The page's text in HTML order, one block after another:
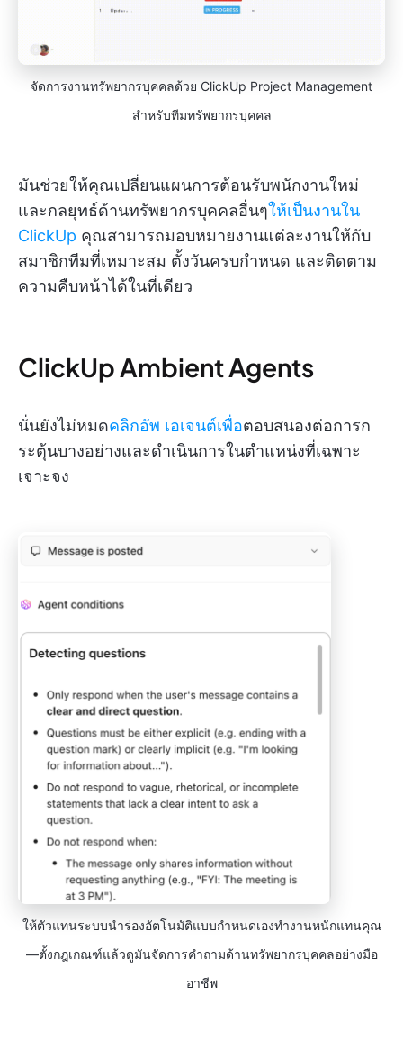
จัดการงานทรัพยากรบุคคลด้วย ClickUp Project Management
สำหรับทีมทรัพยากรบุคคล
มันช่วยให้คุณเปลี่ยนแผนการต้อนรับพนักงานใหม่
และกลยุทธ์ด้านทรัพยากรบุคคลอื่นๆให้เป็นงานใน
ClickUp คุณสามารถมอบหมายงานแต่ละงานให้กับ
สมาชิกทีมที่เหมาะสม ตั้งวันครบกำหนด และติดตาม
ความคืบหน้าได้ในที่เดียว
ClickUp Ambient Agents
นั่นยังไม่หมดคลิกอัพ เอเจนต์เพื่อตอบสนองต่อการก
ระตุ้นบางอย่างและดำเนินการในตำแหน่งที่เฉพาะ
เจาะจง
ให้ตัวแทนระบบนำร่องอัตโนมัติแบบกำหนดเองทำงานหนักแทนคุณ
—ตั้งกฎเกณฑ์แล้วดูมันจัดการคำถามด้านทรัพยากรบุคคลอย่างมือ
อาชีพ